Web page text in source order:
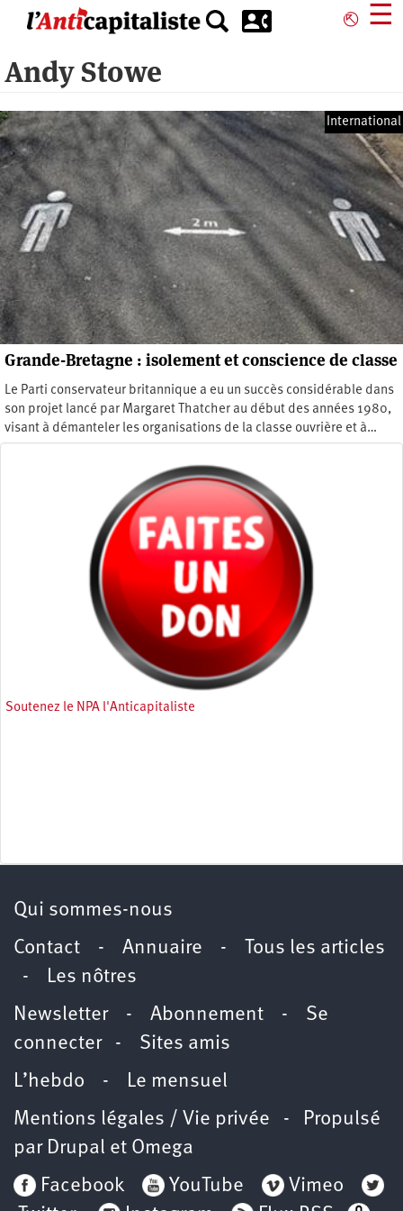
principal
⎋ ☰
Andy Stowe
International
Grande-Bretagne : isolement et conscience de classe
Le Parti conservateur britannique a eu un succès considérable dans
son projet lancé par Margaret Thatcher au début des années 1980,
visant à démanteler les organisations de la classe ouvrière et à…
Soutenez le NPA l'Anticapitaliste
Qui sommes-nous
Contact - Annuaire -
Tous les articles
- Les nôtres
Newsletter- Abonnement - Se
connecter- Sites amis
L’hebdo - Le mensuel
Mentions légales / Vie privée - Propulsé
par Drupal et Omega
Facebook
YouTube
Vimeo